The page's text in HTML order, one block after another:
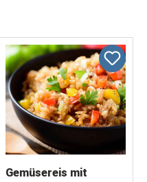
Gemüsereis mit